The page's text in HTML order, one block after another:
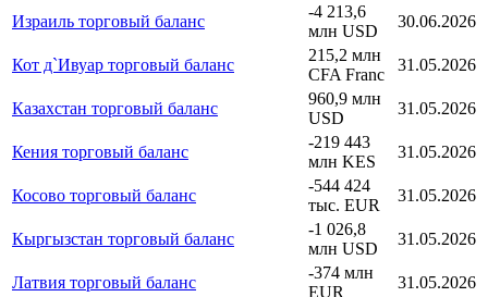
Израиль торговый баланс
-4 213,6
млн USD
30.06.2026
Кот д`Ивуар торговый баланс
215,2 млн
CFA Franc
31.05.2026
Казахстан торговый баланс
960,9 млн
USD
31.05.2026
Кения торговый баланс
-219 443
млн KES
31.05.2026
Косово торговый баланс
-544 424
тыс. EUR
31.05.2026
Кыргызстан торговый баланс
-1 026,8
млн USD
31.05.2026
Латвия торговый баланс
-374 млн
EUR
31.05.2026